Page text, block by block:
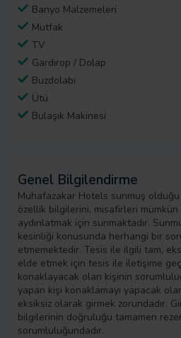
Banyo Malzemeleri
Mutfak
TV
Gardırop / Dolap
Buzdolabı
Ütü
Bulaşık Makinesi
Genel Bilgilendirme
Muhafazakar Hotels sunmuş
özellik bilgilerini, misafirleri
aydınlatmak için sunmaktadır.
kesinliği konusunda herhangi bir
etmemektedir. Tesis ile ilgili tam,
elde etmek için tesis ile iletişime
konaklayacak olan kişinin
yapan kişi konaklamayı yapacak
eksiksiz olarak girmek zorundadır.
bilgilerinin doğruluğu tamamen
sorumluluğundadır.